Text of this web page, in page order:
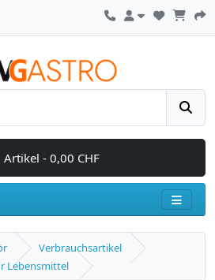
- 0,00 CHF
Verbrauchsartikel
Lebensmittel